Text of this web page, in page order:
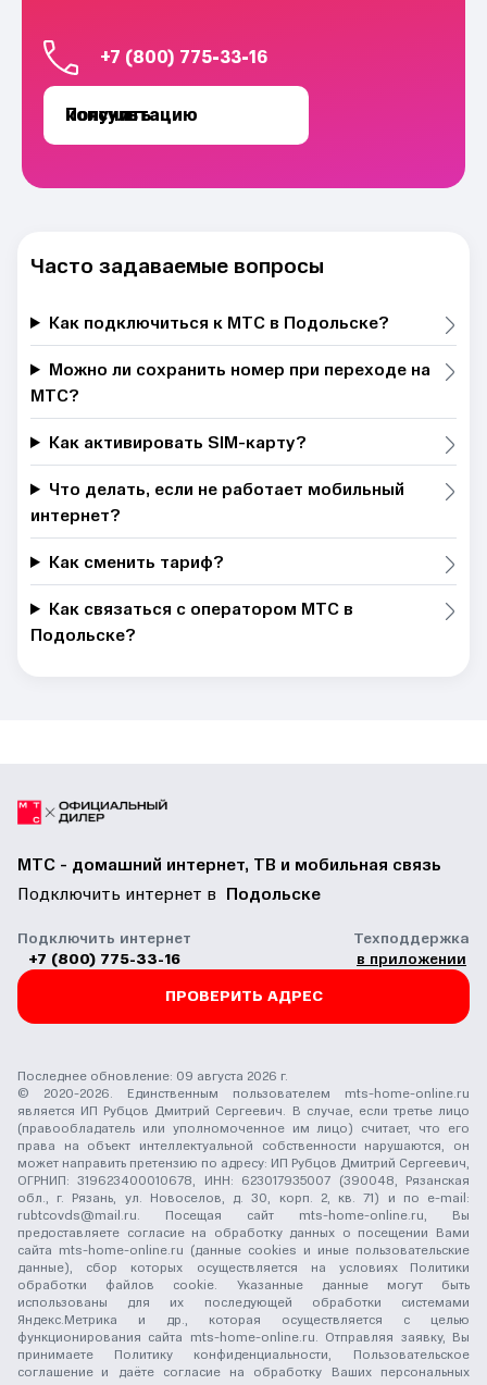
+7 (800) 775-33-16
Получить консультацию
Часто задаваемые вопросы
Как подключиться к МТС в Подольске?
Можно ли сохранить номер при переходе на
МТС?
Как активировать SIM-карту?
Что делать, если не работает мобильный
интернет?
Как сменить тариф?
Как связаться с оператором МТС в
Подольске?
МТС - домашний интернет, ТВ и мобильная связь
Подключить интернет в Подольске
Подключить интернет
+7 (800) 775-33-16
Техподдержка
в приложении
ПРОВЕРИТЬ АДРЕС
Последнее обновление: 09 августа 2026 г.
© 2020-2026. Единственным пользователем mts-home-online.ru
является ИП Рубцов Дмитрий Сергеевич. В случае, если третье лицо
(правообладатель или уполномоченное им лицо) считает, что его
права на объект интеллектуальной собственности нарушаются, он
может направить претензию по адресу: ИП Рубцов Дмитрий Сергеевич,
ОГРНИП: 319623400010678, ИНН: 623017935007 (390048, Рязанская
обл., г. Рязань, ул. Новоселов, д. 30, корп. 2, кв. 71) и по e-mail:
rubtcovds@mail.ru. Посещая сайт mts-home-online.ru, Вы
предоставляете согласие на обработку данных о посещении Вами
сайта mts-home-online.ru (данные cookies и иные пользовательские
данные), сбор которых осуществляется на условиях Политики
обработки файлов cookie. Указанные данные могут быть
использованы для их последующей обработки системами
Яндекс.Метрика и др., которая осуществляется с целью
функционирования сайта mts-home-online.ru. Отправляя заявку, Вы
принимаете Политику конфиденциальности, Пользовательское
соглашение и даёте согласие на обработку Ваших персональных